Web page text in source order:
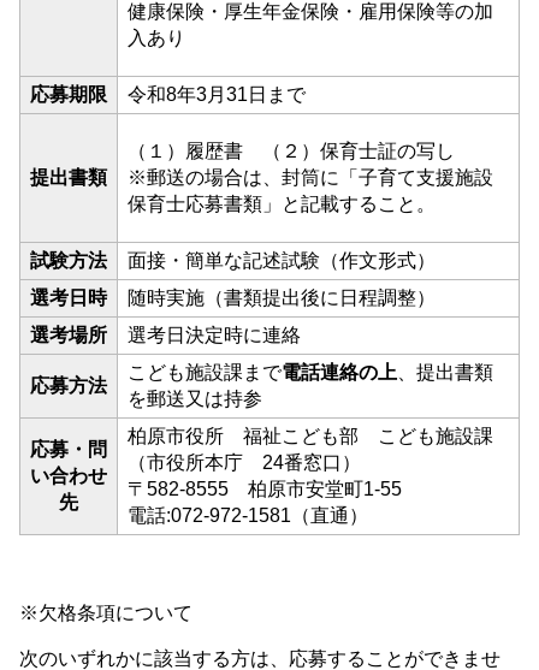
健康保険・厚生年金保険・雇用保険等の加
入あり
応募期限 令和8年3月31日まで
提出書類
（１）履歴書 （２）保育士証の写し
※郵送の場合は、封筒に「子育て支援施設
保育士応募書類」と記載すること。
試験方法
面接・簡単な記述試験（作文形式）
選考日時
随時実施（書類提出後に日程調整）
選考場所
選考日決定時に連絡
応募方法
こども施設課まで電話連絡の上 、提出書類
を郵送又は持参
応募・問
い合わせ
先
柏原市役所 福祉こども部 こども施設課
（市役所本庁 24番窓口）
〒582-8555 柏原市安堂町1-55
電話:072-972-1581（直通）
※欠格条項について
次のいずれかに該当する方は、応募することができませ